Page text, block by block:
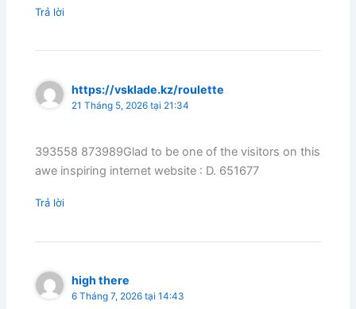
Trả lời
https://vsklade.kz/roulette
21 Tháng 5, 2026 tại 21:34
393558 873989Glad to be one of the visitors on this
awe inspiring internet website : D. 651677
Trả lời
high there
6 Tháng 7, 2026 tại 14:43